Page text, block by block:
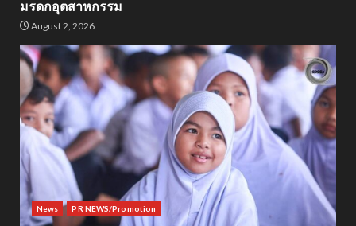
มรดกอุตสาหกรรม
August 2, 2026
News PR NEWS/Promotion